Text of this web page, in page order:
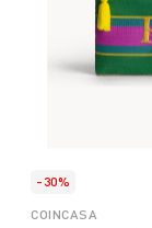
-30%
COINCASA